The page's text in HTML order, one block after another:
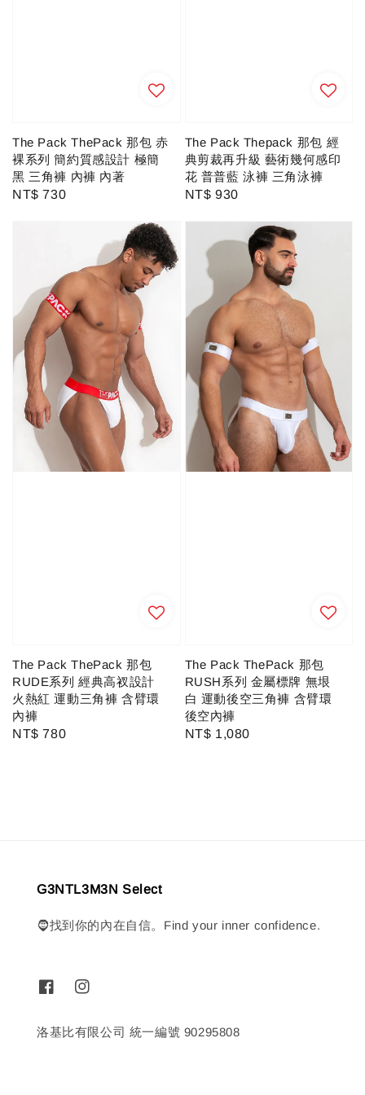
The Pack ThePack 那包 赤
裸系列 簡約質感設計 極簡
黑 三角褲 內褲 內著
Regular
NT$ 730
The Pack Thepack 那包 經
典剪裁再升級 藝術幾何感印
花 普普藍 泳褲 三角泳褲
Regular
NT$ 930
The Pack ThePack 那包
RUDE系列 經典高衩設計
火熱紅 運動三角褲 含臂環
內褲
Regular
NT$ 780
The Pack ThePack 那包
RUSH系列 金屬標牌 無垠
白 運動後空三角褲 含臂環
後空內褲
Regular
NT$ 1,080
G3NTL3M3N Select
🧔找到你的內在自信。Find your inner confidence.
洛基比有限公司 統一編號 90295808